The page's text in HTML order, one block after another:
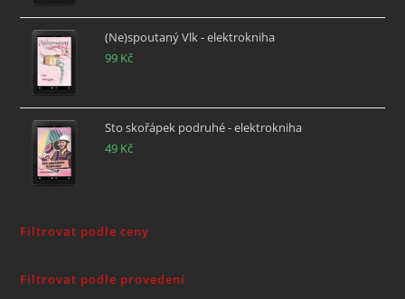
(Ne)spoutaný Vlk - elektrokniha
99 Kč
Sto skořápek podruhé - elektrokniha
49 Kč
Filtrovat podle ceny
Filtrovat podle provedení